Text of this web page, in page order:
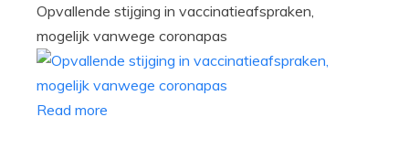
Opvallende stijging in vaccinatieafspraken,
mogelijk vanwege coronapas
Read more